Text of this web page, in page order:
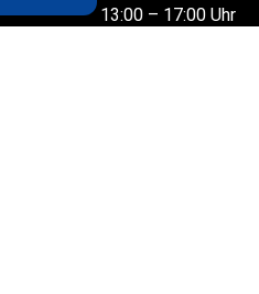
13:00 – 17:00 Uhr